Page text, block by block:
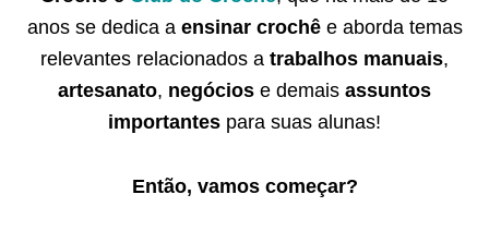
anos se dedica a ensinar crochêe aborda temas
relevantes relacionados a trabalhos manuais,
artesanato, negócios e demais assuntos
importantes para suas alunas!
Então, vamos começar?